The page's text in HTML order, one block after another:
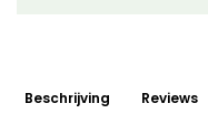
Beschrijving Reviews